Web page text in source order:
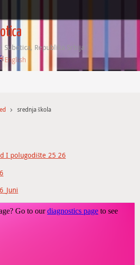
Republika Srbija
English
srednja škola
I polugodište 25 26